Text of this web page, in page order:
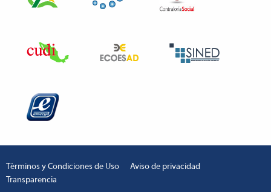
Términos y Condiciones de Uso
Aviso de privacidad
Transparencia